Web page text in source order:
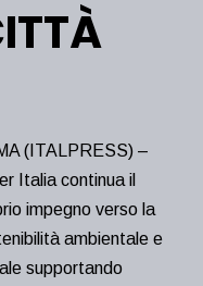
(ITALPRESS) –
Italia continua il
impegno verso la
ambientale e
supportando